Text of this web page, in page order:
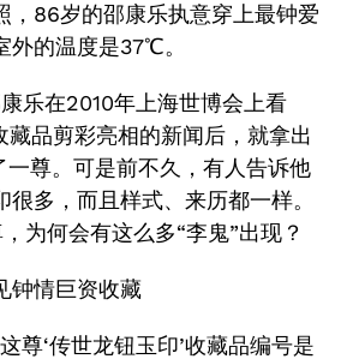
86岁的邵康乐执意穿上最钟爱
外的温度是37℃。
在2010年上海世博会上看
藏品剪彩亮相的新闻后，就拿出
一尊。可是前不久，有人告诉他
多，而且样式、来历都一样。
为何会有这么多“李鬼”出现？
情巨资收藏
‘传世龙钮玉印’收藏品编号是